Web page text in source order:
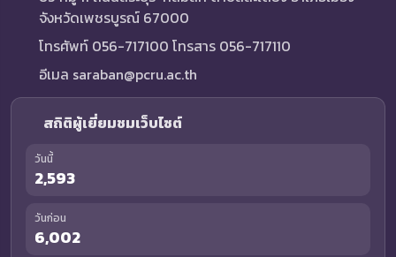
จังหวัดเพชรบูรณ์ 67000
โทรศัพท์ 056-717100 โทรสาร 056-717110
อีเมล saraban@pcru.ac.th
สถิติผู้เยี่ยมชมเว็บไซต์
วันนี้
2,593
วันก่อน
6,002